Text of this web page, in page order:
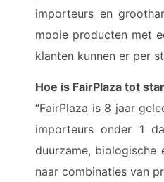
importeurs en
mooie producten met
klanten kunnen er per
Hoe is FairPlaza tot
“FairPlaza is 8 jaar
importeurs onder 1
duurzame,
naar combinaties van